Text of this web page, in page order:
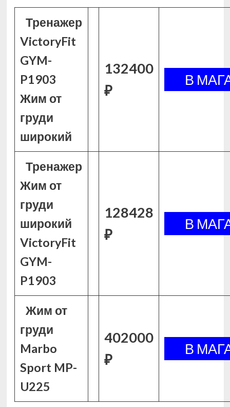
Тренажер
VictoryFit
GYM-
P1903
Жим от
груди
широкий
132400
₽
Тренажер
Жим от
груди
широкий
VictoryFit
GYM-
P1903
128428
₽
Жим от
груди
Marbo
Sport MP-
U225
402000
₽